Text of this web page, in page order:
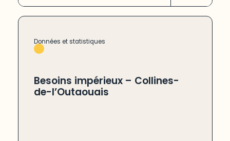
Données et statistiques
Besoins impérieux – Collines-
de-l’Outaouais